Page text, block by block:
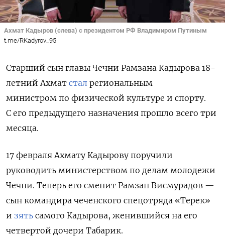
Ахмат Кадыров (слева) с президентом РФ Владимиром Путиным
t.me/RKadyrov_95
Старший сын главы Чечни Рамзана Кадырова 18-
летний Ахмат стал региональным
министром по физической культуре и спорту.
С его предыдущего назначения прошло всего три
месяца.
17 февраля Ахмату Кадырову поручили
руководить министерством по делам молодежи
Чечни. Теперь его сменит Рамзан Висмурадов —
сын командира чеченского спецотряда «Терек»
и зять самого Кадырова, женившийся на его
четвертой дочери Табарик.